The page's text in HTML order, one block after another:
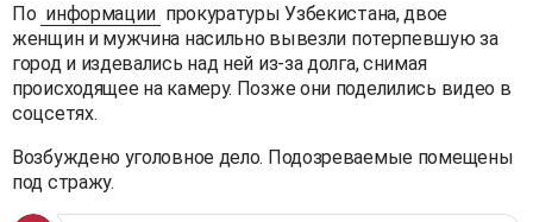
По информации прокуратуры Узбекистана, двое
женщин и мужчина насильно вывезли потерпевшую за
город и издевались над ней из-за долга, снимая
происходящее на камеру. Позже они поделились видео в
соцсетях.
Возбуждено уголовное дело. Подозреваемые помещены
под стражу.